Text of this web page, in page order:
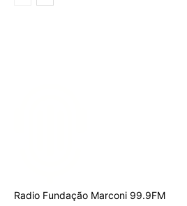
Radio Fundação Marconi 99.9FM